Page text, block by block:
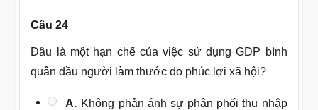
Câu 24
Đâu là một hạn chế của việc sử dụng GDP bình
quân đầu người làm thước đo phúc lợi xã hội?
A. Không phản ánh sự phân phối thu nhập